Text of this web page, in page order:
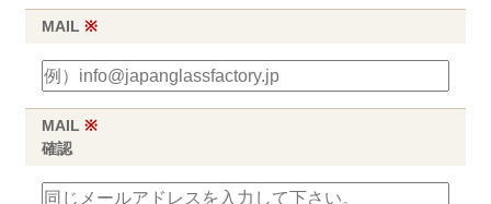
MAIL※
MAIL※
確認